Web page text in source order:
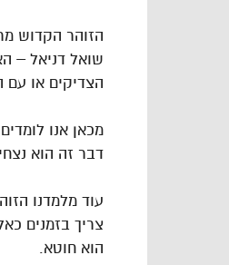
הזוהר הקדוש
שואל דניאל –
הצדיקים או עם
מכאן אנו
דבר זה הוא
עוד מלמדנו
צריך בזמנים
הוא חוטא.